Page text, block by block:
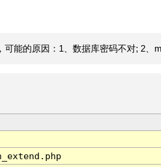
能的原因：1、数据库密码不对; 2、